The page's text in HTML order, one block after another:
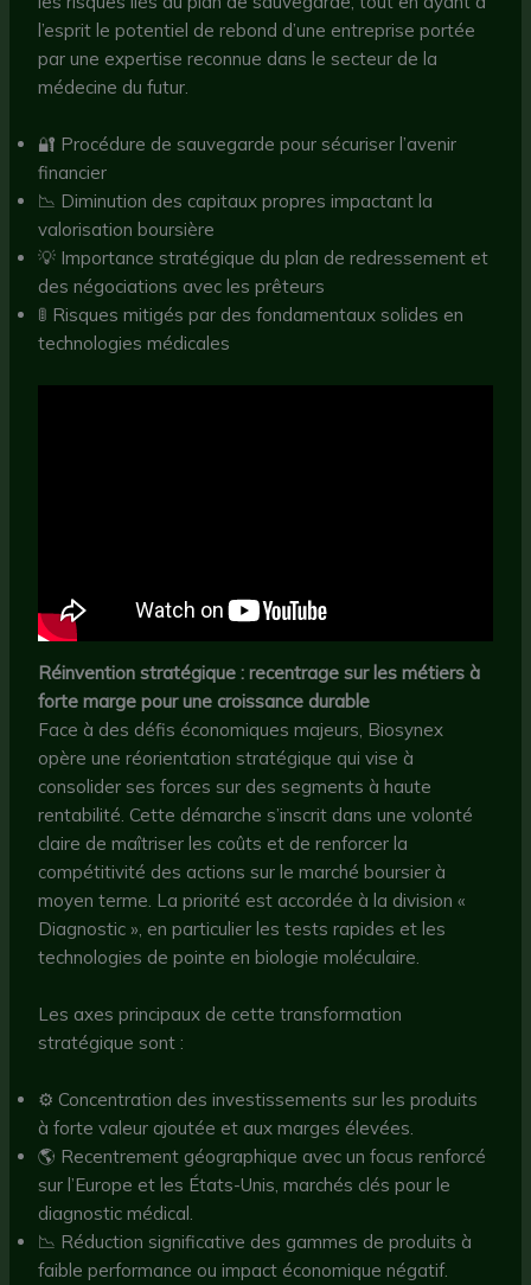
l’esprit le potentiel de rebond d’une entreprise portée
par une expertise reconnue dans le secteur de la
médecine du futur.
🔐 Procédure de sauvegarde pour sécuriser l’avenir
financier
📉 Diminution des capitaux propres impactant la
valorisation boursière
💡 Importance stratégique du plan de redressement et
des négociations avec les prêteurs
🚦 Risques mitigés par des fondamentaux solides en
technologies médicales
Réinvention stratégique : recentrage sur les métiers à
forte marge pour une croissance durable
Face à des défis économiques majeurs, Biosynex
opère une réorientation stratégique qui vise à
consolider ses forces sur des segments à haute
rentabilité. Cette démarche s’inscrit dans une volonté
claire de maîtriser les coûts et de renforcer la
compétitivité des actions sur le marché boursier à
moyen terme. La priorité est accordée à la division «
Diagnostic », en particulier les tests rapides et les
technologies de pointe en biologie moléculaire.
Les axes principaux de cette transformation
stratégique sont :
⚙️ Concentration des investissements sur les produits
à forte valeur ajoutée et aux marges élevées.
🌎 Recentrement géographique avec un focus renforcé
sur l’Europe et les États-Unis, marchés clés pour le
diagnostic médical.
📉 Réduction significative des gammes de produits à
faible performance ou impact économique négatif.